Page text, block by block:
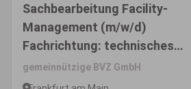
Sachbearbeitung Facility-
Management (m/w/d)
Fachrichtung: technisches
Gebäudemanagement
gemeinnützige BVZ GmbH